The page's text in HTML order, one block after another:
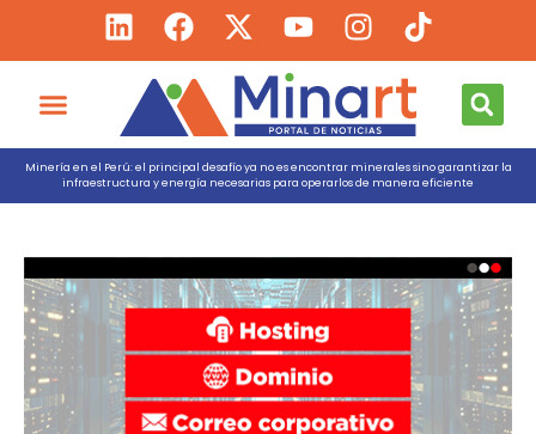
Minería en el Perú: el principal desafío ya no es encontrar minerales sino garantizar la
infraestructura y energía necesarias para operarlos de manera eficiente